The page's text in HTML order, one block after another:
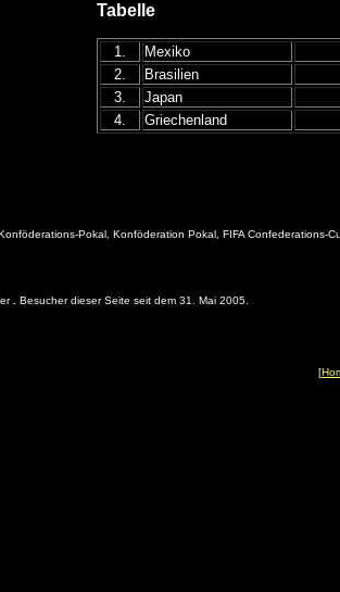
Tabelle
1.
Mexiko
2.
Brasilien
3.
Japan
4.
Griechenland
Konföderations-Pokal, Konföderation Pokal, FIFA Confederations-
. Besucher dieser Seite seit dem 31. Mai 2005.
[